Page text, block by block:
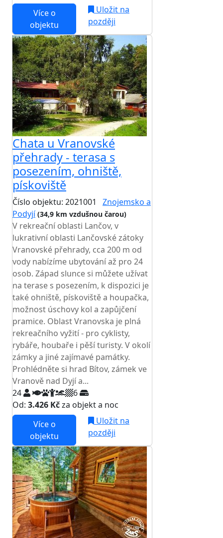
Více o
objektu
Uložit na
později
Chata u Vranovské
přehrady - terasa s
posezením, ohniště,
pískoviště
Číslo objektu: 2021001
Znojemsko a
Podyjí (34,9 km vzdušnou čarou)
V rekreační oblasti Lančov, v
lukrativní oblasti Lančovské zátoky
Vranovské přehrady, cca 200 m od
vody nabízíme ubytování až pro 24
osob. Západ slunce si můžete užívat
na terase s posezením, k dispozici je
také ohniště, pískoviště a houpačka,
možnost úschovy kol a zapůjčení
pramice. Oblast Vranovska je plná
rekreačního vyžití - pro cyklisty,
rybáře, houbaře i pěší turisty. V okolí
zámky a jiné zajímavé památky.
Prohlédněte si hrad Bítov, zámek ve
Vranově nad Dyjí a...
24
6
Od: 3.426 Kčza objekt a noc
Více o
objektu
Uložit na
později